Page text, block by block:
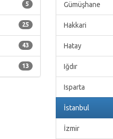
5
25
43
13
Gümüşhane
Hakkari
Hatay
Iğdır
Isparta
İstanbul
İzmir